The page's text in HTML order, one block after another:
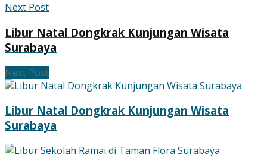
Next Post
Libur Natal Dongkrak Kunjungan Wisata
Surabaya
Next Post
Libur Natal Dongkrak Kunjungan Wisata
Surabaya